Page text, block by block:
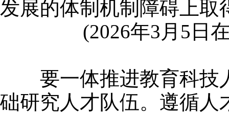
发展的体制机制障碍上取
(2026年3月5日在
要一体推进教育科技人
础研究人才队伍。遵循人